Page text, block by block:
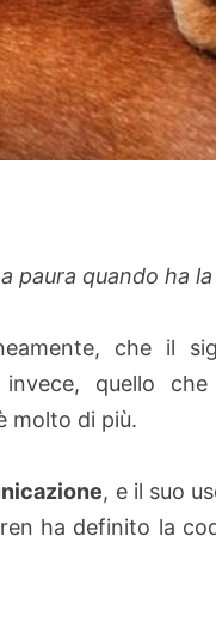
paura quando ha
che il
quello
molto di più.
, e il suo
ha definito la